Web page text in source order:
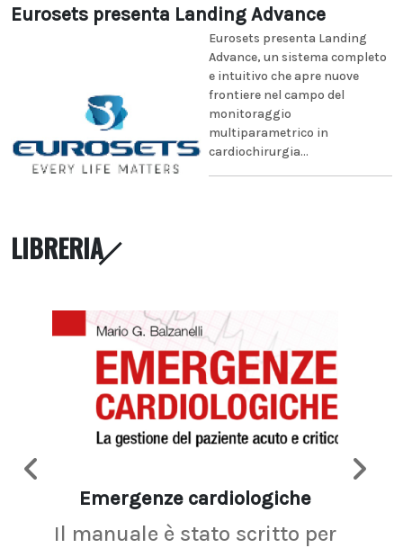
Eurosets presenta Landing Advance
Eurosets presenta Landing
Advance, un sistema completo
e intuitivo che apre nuove
frontiere nel campo del
monitoraggio
multiparametrico in
cardiochirurgia...
LIBRERIA
Emergenze cardiologiche
Il manuale è stato scritto per